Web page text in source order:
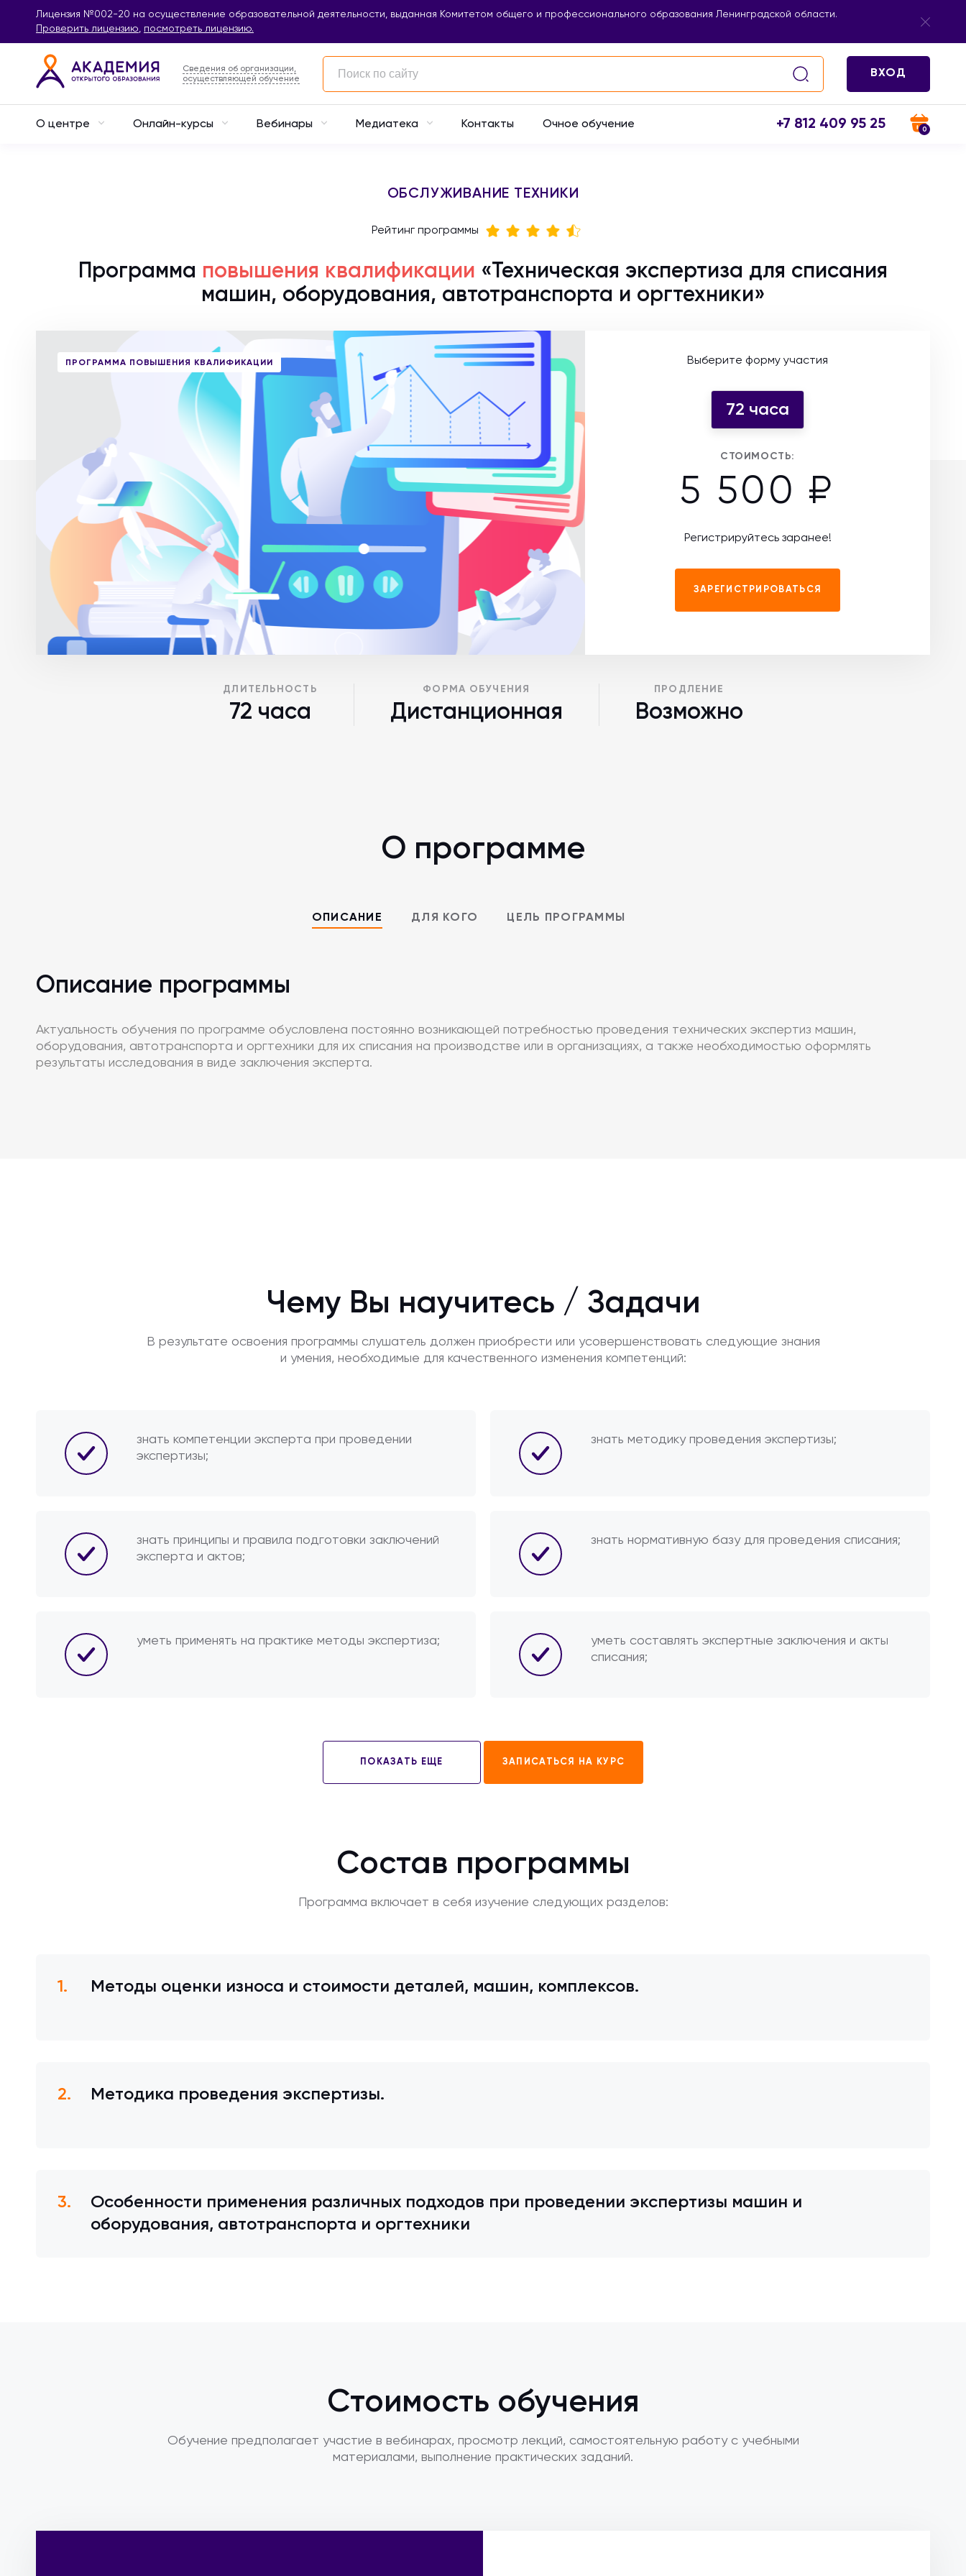
Лицензия №002-20 на осуществление образовательной деятельности, выданная Комитетом общего и профессионального образования Ленинградской области.
Проверить лицензию, посмотреть лицензию.
Сведения об организации,
осуществляющей обучение
ВХОД
О центре Онлайн-курсы Вебинары Медиатека Контакты Очное обучение +7 812 409 95 25 0
ОБСЛУЖИВАНИЕ ТЕХНИКИ
Рейтинг программы
Программа повышения квалификации «Техническая экспертиза для списания
машин, оборудования, автотранспорта и оргтехники»
ПРОГРАММА ПОВЫШЕНИЯ КВАЛИФИКАЦИИ Выберите форму участия
72 часа
СТОИМОСТЬ:
5 500 ₽
Регистрируйтесь заранее!
ЗАРЕГИСТРИРОВАТЬСЯ
ДЛИТЕЛЬНОСТЬ
72 часа
ФОРМА ОБУЧЕНИЯ
Дистанционная
ПРОДЛЕНИЕ
Возможно
О программе
ОПИСАНИЕ ДЛЯ КОГО ЦЕЛЬ ПРОГРАММЫ
Описание программы
Актуальность обучения по программе обусловлена постоянно возникающей потребностью проведения технических экспертиз машин,
оборудования, автотранспорта и оргтехники для их списания на производстве или в организациях, а также необходимостью оформлять
результаты исследования в виде заключения эксперта.
Чему Вы научитесь / Задачи
В результате освоения программы слушатель должен приобрести или усовершенствовать следующие знания
и умения, необходимые для качественного изменения компетенций:
знать компетенции эксперта при проведении
экспертизы;
знать методику проведения экспертизы;
знать принципы и правила подготовки заключений
эксперта и актов;
знать нормативную базу для проведения списания;
уметь применять на практике методы экспертиза;
уметь составлять экспертные заключения и акты
списания;
ПОКАЗАТЬ ЕЩЕ ЗАПИСАТЬСЯ НА КУРС
Состав программы
Программа включает в себя изучение следующих разделов:
Методы оценки износа и стоимости деталей, машин, комплексов.
Методика проведения экспертизы.
Особенности применения различных подходов при проведении экспертизы машин и
оборудования, автотранспорта и оргтехники
Стоимость обучения
Обучение предполагает участие в вебинарах, просмотр лекций, самостоятельную работу с учебными
материалами, выполнение практических заданий.